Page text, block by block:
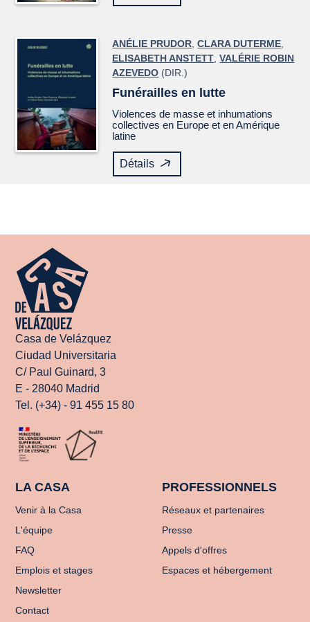
ANÉLIE PRUDOR ,CLARA DUTERME
ELISABETH ANSTETT ,VALÉRIE ROBIN
AZEVEDO (DIR.)
Funérailles en lutte
Violences de masse et inhumations
collectives en Europe et en Amérique
latine
Détails
Casa de Velázquez
Ciudad Universitaria
C/ Paul Guinard, 3
E - 28040 Madrid
Tel. (+34) - 91 455 15 80
LA CASA
Venir à la Casa
L'équipe
FAQ
Emplois et stages
Newsletter
Contact
PROFESSIONNELS
Réseaux et partenaires
Presse
Appels d'offres
Espaces et hébergement